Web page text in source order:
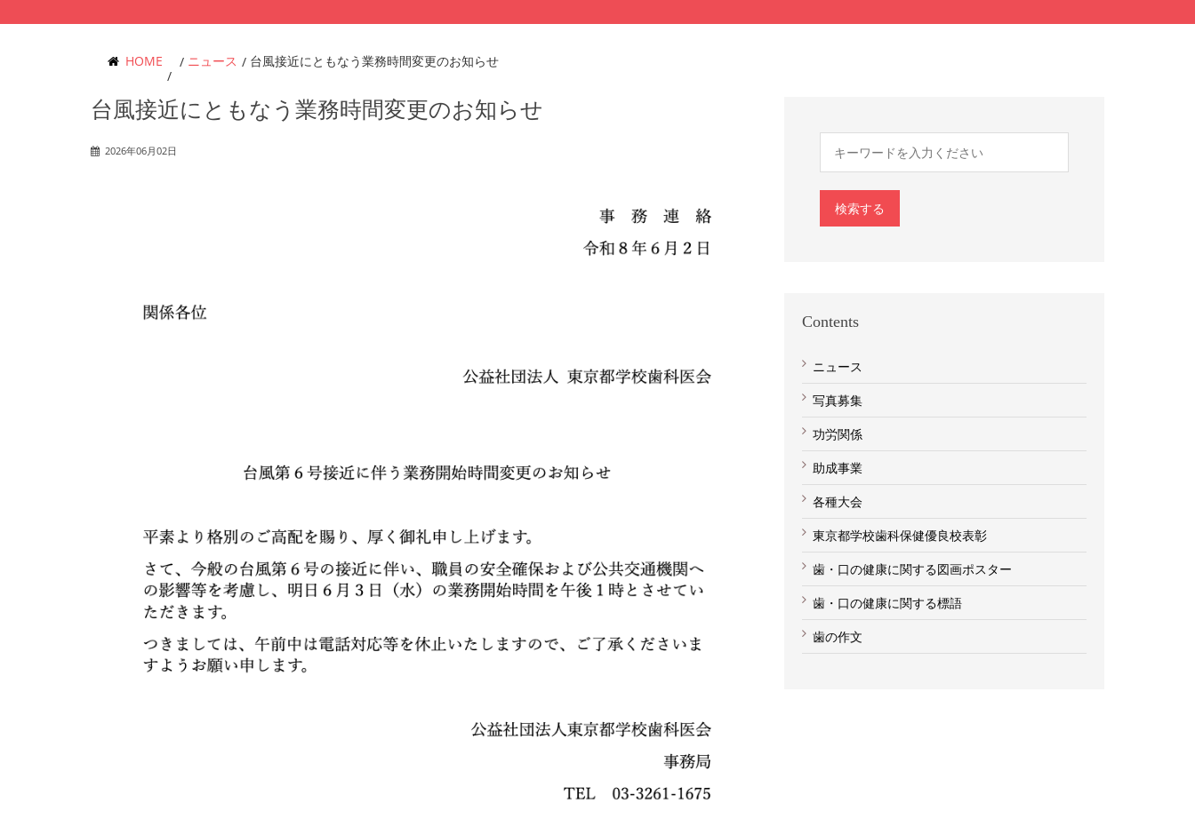
HOME ニュース 台風接近にともなう業務時間変更のお知らせ
台風接近にともなう業務時間変更のお知らせ
2026年06月02日
検索する
Contents
ニュース
写真募集
功労関係
助成事業
各種大会
東京都学校歯科保健優良校表彰
歯・口の健康に関する図画ポスター
歯・口の健康に関する標語
歯の作文